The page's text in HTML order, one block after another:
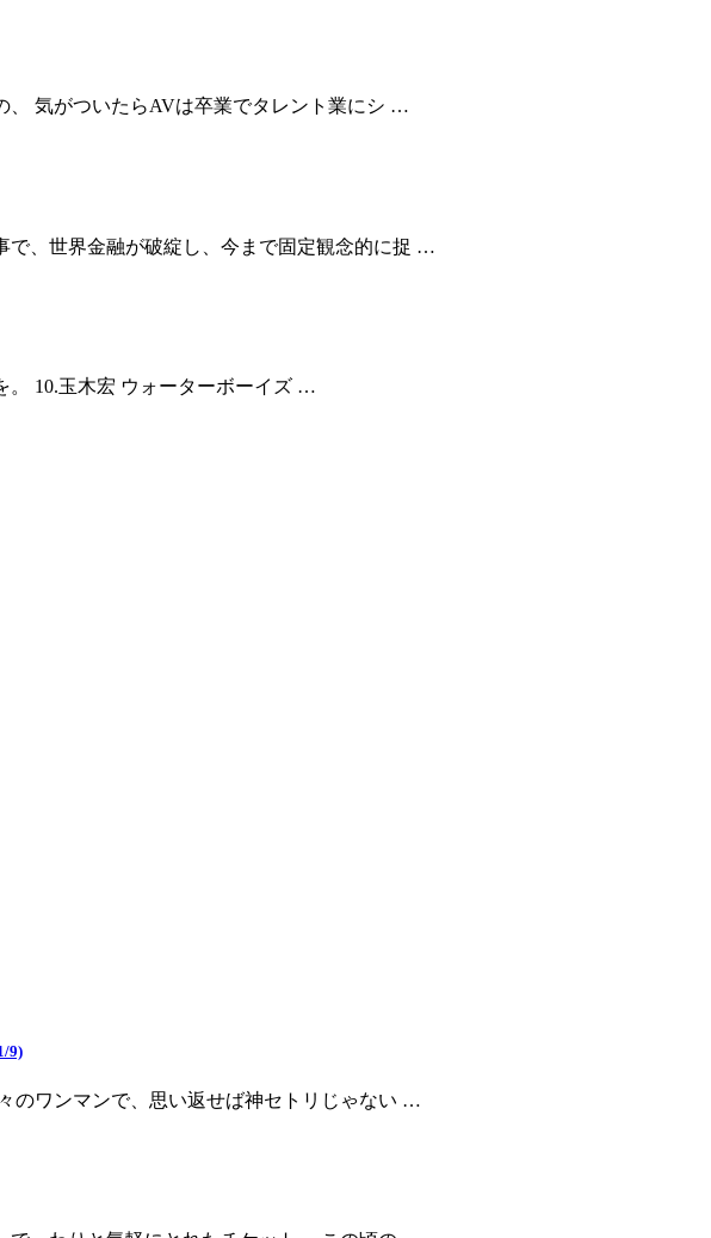
、 気がついたらAVは卒業でタレント業にシ …
で、世界金融が破綻し、今まで固定観念的に捉 …
。 10.玉木宏 ウォーターボーイズ …
9)
のワンマンで、思い返せば神セトリじゃない …